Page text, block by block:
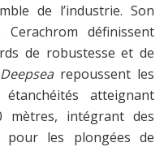
de l’industrie. Son
définissent
de robustesse et de
Deepsearepoussent les
atteignant
mètres, intégrant des
pour les plongées de